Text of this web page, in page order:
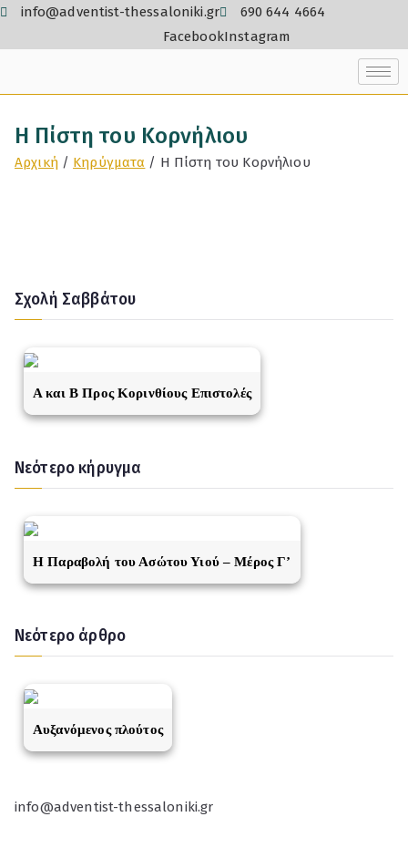
info@adventist-thessaloniki.gr
690 644 4664
FacebookInstagram
Η Πίστη του Κορνήλιου
Αρχική Κηρύγματα Η Πίστη του Κορνήλιου
Σχολή Σαββάτου
A και Β Προς Κορινθίους Επιστολές
Νεότερο κήρυγμα
Η Παραβολή του Ασώτου Υιού – Μέρος Γ’
Νεότερο άρθρο
Αυξανόμενος πλούτος
info@adventist-thessaloniki.gr